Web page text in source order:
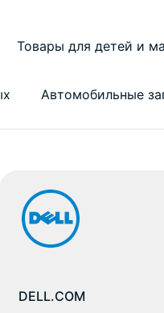
Товары для детей и
Автомобильные
DELL.COM